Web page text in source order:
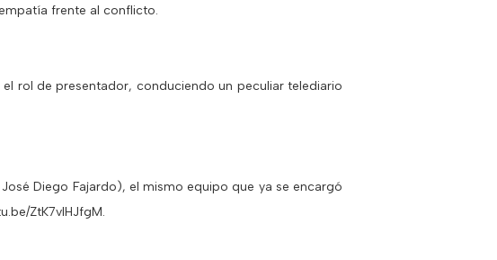
frente al conflicto.
rol de presentador, conduciendo un peculiar telediario
Diego Fajardo), el mismo equipo que ya se encargó
ZtK7vIHJfgM.